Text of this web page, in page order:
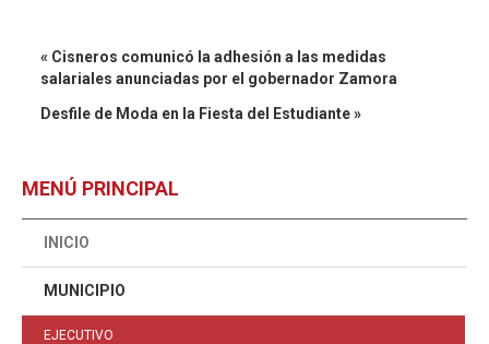
« Cisneros comunicó la adhesión a las medidas
salariales anunciadas por el gobernador Zamora
Desfile de Moda en la Fiesta del Estudiante »
MENÚ PRINCIPAL
INICIO
MUNICIPIO
EJECUTIVO